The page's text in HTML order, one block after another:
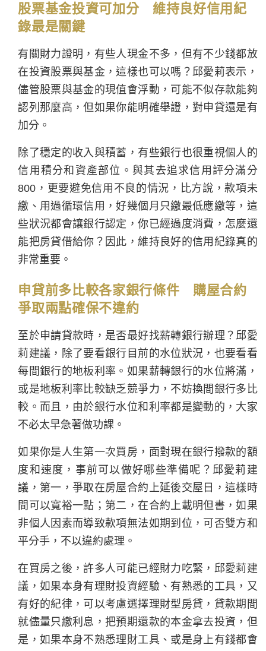
股票基金投資可加分 維持良好信用紀
錄最是關鍵
有關財力證明，有些人現金不多，但有不少錢都放
在投資股票與基金，這樣也可以嗎？邱愛莉表示，
儘管股票與基金的現值會浮動，可能不似存款能夠
認列那麼高，但如果你能明確舉證，對申貸還是有
加分。
除了穩定的收入與積蓄，有些銀行也很重視個人的
信用積分和資產部位。與其去追求信用評分滿分
800，更要避免信用不良的情況，比方說，款項未
繳、用過循環信用，好幾個月只繳最低應繳等，這
些狀況都會讓銀行認定，你已經過度消費，怎麼還
能把房貸借給你？因此，維持良好的信用紀錄真的
非常重要。
申貸前多比較各家銀行條件 購屋合約
爭取兩點確保不違約
至於申請貸款時，是否最好找薪轉銀行辦理？邱愛
莉建議，除了要看銀行目前的水位狀況，也要看看
每間銀行的地板利率。如果薪轉銀行的水位將滿，
或是地板利率比較缺乏競爭力，不妨換間銀行多比
較。而且，由於銀行水位和利率都是變動的，大家
不必太早急著做功課。
如果你是人生第一次買房，面對現在銀行撥款的額
度和速度，事前可以做好哪些準備呢？邱愛莉建
議，第一，爭取在房屋合約上延後交屋日，這樣時
間可以寬裕一點；第二，在合約上載明但書，如果
非個人因素而導致款項無法如期到位，可否雙方和
平分手，不以違約處理。
在買房之後，許多人可能已經財力吃緊，邱愛莉建
議，如果本身有理財投資經驗、有熟悉的工具，又
有好的紀律，可以考慮選擇理財型房貸，貸款期間
就儘量只繳利息，把預期還款的本金拿去投資，但
是，如果本身不熟悉理財工具、或是身上有錢都會